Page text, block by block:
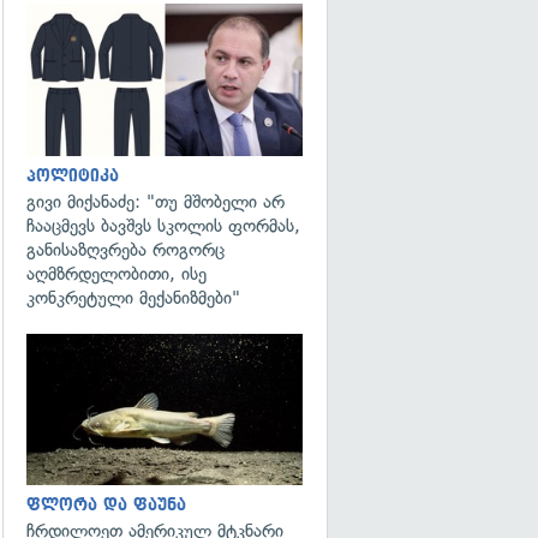
პოლიტიკა
გივი მიქანაძე: "თუ მშობელი არ
ჩააცმევს ბავშვს სკოლის ფორმას,
განისაზღვრება როგორც
აღმზრდელობითი, ისე
კონკრეტული მექანიზმები"
ფლორა და ფაუნა
ჩრდილოეთ ამერიკულ მტკნარი